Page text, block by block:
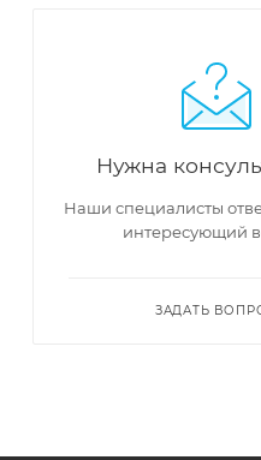
Нужна
Наши специалисты
интересующий
ЗАДАТЬ